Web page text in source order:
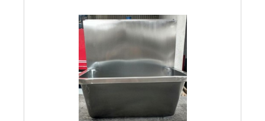
dobradas quando não estiverem em uso.
Esta segunda solução é mais indicada para
espaços menores. As duas barras possuem
o mesmo nível de segurança e eficiência.
Para conhecer melhor os modelos, basta
fazer contato com a Eginox, a melhor
empresa da área.
tem uma série de diferenciais que se tornam
verdadeiros atrativos para quem está
fazendo o investimento. São eles:
Possibilidade de completa higienização com
água e sabão neutro; O aço inox resiste a
muitos produtos químicos; O aço inox não
pega cheiro; Bactérias e fungos não